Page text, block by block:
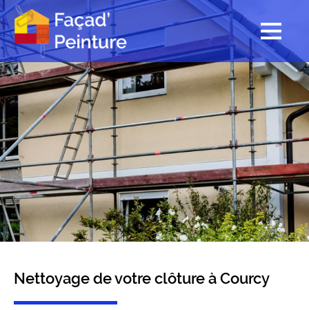
Nettoyage de votre clôture à Courcy